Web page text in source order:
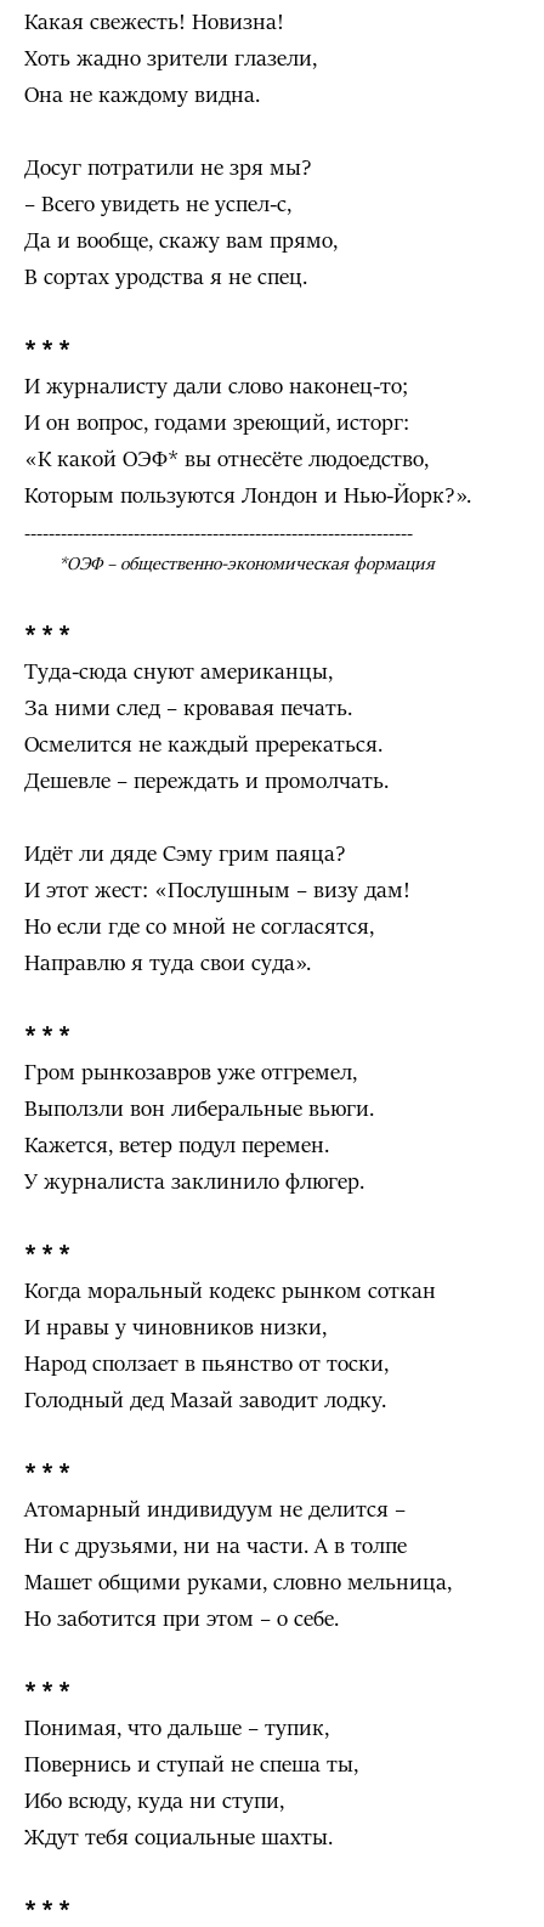
Какая свежесть! Новизна!
Хоть жадно зрители глазели,
Она не каждому видна.
Досуг потратили не зря мы?
– Всего увидеть не успел-с,
Да и вообще, скажу вам прямо,
В сортах уродства я не спец.
* * *
И журналисту дали слово наконец-то;
И он вопрос, годами зреющий, исторг:
«К какой ОЭФ* вы отнесёте людоедство,
Которым пользуются Лондон и Нью-Йорк?».
----------------------------------------------------------------
*ОЭФ – общественно-экономическая формация
* * *
Туда-сюда снуют американцы,
За ними след – кровавая печать.
Осмелится не каждый пререкаться.
Дешевле – переждать и промолчать.
Идёт ли дяде Сэму грим паяца?
И этот жест: «Послушным – визу дам!
Но если где со мной не согласятся,
Направлю я туда свои суда».
* * *
Гром рынкозавров уже отгремел,
Выползли вон либеральные вьюги.
Кажется, ветер подул перемен.
У журналиста заклинило флюгер.
* * *
Когда моральный кодекс рынком соткан
И нравы у чиновников низки,
Народ сползает в пьянство от тоски,
Голодный дед Мазай заводит лодку.
* * *
Атомарный индивидуум не делится –
Ни с друзьями, ни на части. А в толпе
Машет общими руками, словно мельница,
Но заботится при этом – о себе.
* * *
Понимая, что дальше – тупик,
Повернись и ступай не спеша ты,
Ибо всюду, куда ни ступи,
Ждут тебя социальные шахты.
* * *